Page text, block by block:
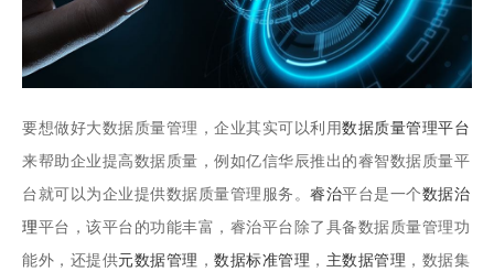
要想做好大数据质量管理，企业其实可以利用数据质量管理平台
来帮助企业提高数据质量，例如亿信华辰推出的睿智数据质量平
台就可以为企业提供数据质量管理服务。睿治平台是一个数据治
理平台，该平台的功能丰富，睿治平台除了具备数据质量管理功
能外，还提供元数据管理 ，数据标准管理 ， 主数据管理 ，数据集